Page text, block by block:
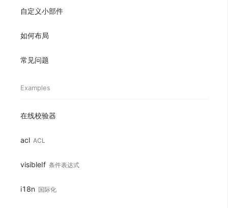
自定义小部件
如何布局
常见问题
Examples
在线校验器
acl ACL
visibleIf 条件表达式
i18n 国际化